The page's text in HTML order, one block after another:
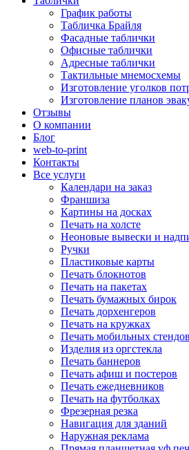
График работы
Табличка Брайля
Фасадные таблички
Офисные таблички
Адресные таблички
Тактильные мнемосхемы
Изготовление уголков
Изготовление планов
Отзывы
О компании
Блог
web-to-print
Контакты
Все услуги
Календари на заказ
Франшиза
Картины на досках
Печать на холсте
Неоновые вывески и
Ручки
Пластиковые карты
Печать блокнотов
Печать на пакетах
Печать бумажных бирок
Печать дорхенгеров
Печать на кружках
Печать мобильных стендов
Изделия из оргстекла
Печать баннеров
Печать афиш и постеров
Печать ежедневников
Печать на футболках
Фрезерная резка
Навигация для зданий
Наружная реклама